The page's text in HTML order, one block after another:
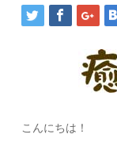
こんにちは！